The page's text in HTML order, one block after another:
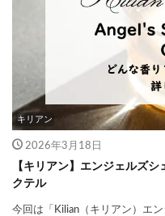
キリアン
2026年3月18日
【キリアン】エンジェルズ
クテル
今回は「Kilian（キリアン）エ